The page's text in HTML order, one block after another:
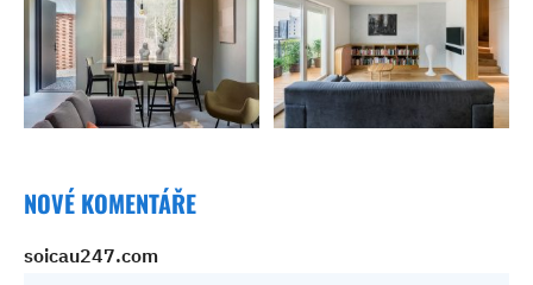
NOVÉ KOMENTÁŘE
soicau247.com